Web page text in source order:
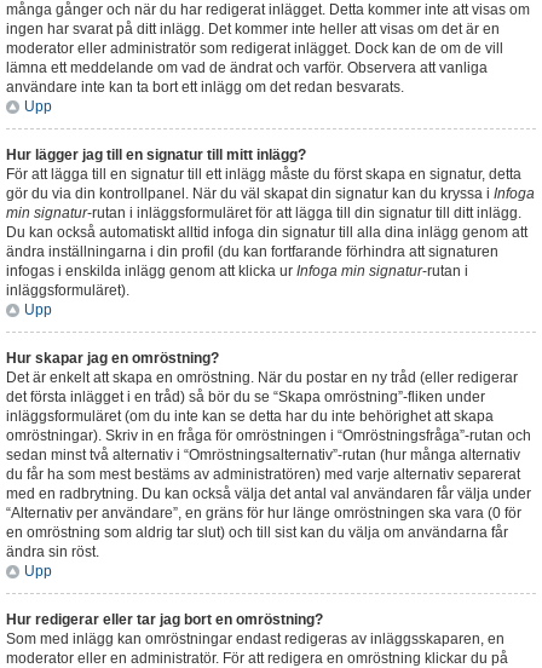
många gånger och när du har redigerat inlägget. Detta kommer inte att visas om
ingen har svarat på ditt inlägg. Det kommer inte heller att visas om det är en
moderator eller administratör som redigerat inlägget. Dock kan de om de vill
lämna ett meddelande om vad de ändrat och varför. Observera att vanliga
användare inte kan ta bort ett inlägg om det redan besvarats.
Upp
Hur lägger jag till en signatur till mitt inlägg?
För att lägga till en signatur till ett inlägg måste du först skapa en signatur, detta
gör du via din kontrollpanel. När du väl skapat din signatur kan du kryssa i Infoga
min signatur-rutan i inläggsformuläret för att lägga till din signatur till ditt inlägg.
Du kan också automatiskt alltid infoga din signatur till alla dina inlägg genom att
ändra inställningarna i din profil (du kan fortfarande förhindra att signaturen
infogas i enskilda inlägg genom att klicka ur Infoga min signatur-rutan i
inläggsformuläret).
Upp
Hur skapar jag en omröstning?
Det är enkelt att skapa en omröstning. När du postar en ny tråd (eller redigerar
det första inlägget i en tråd) så bör du se “Skapa omröstning”-fliken under
inläggsformuläret (om du inte kan se detta har du inte behörighet att skapa
omröstningar). Skriv in en fråga för omröstningen i “Omröstningsfråga”-rutan och
sedan minst två alternativ i “Omröstningsalternativ”-rutan (hur många alternativ
du får ha som mest bestäms av administratören) med varje alternativ separerat
med en radbrytning. Du kan också välja det antal val användaren får välja under
“Alternativ per användare”, en gräns för hur länge omröstningen ska vara (0 för
en omröstning som aldrig tar slut) och till sist kan du välja om användarna får
ändra sin röst.
Upp
Hur redigerar eller tar jag bort en omröstning?
Som med inlägg kan omröstningar endast redigeras av inläggsskaparen, en
moderator eller en administratör. För att redigera en omröstning klickar du på